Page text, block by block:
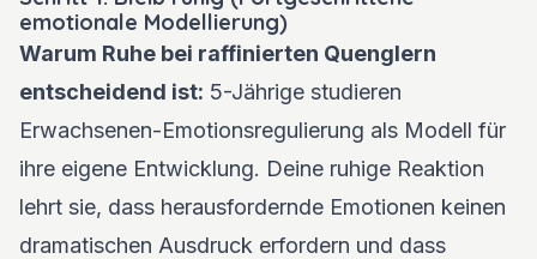
emotionale Modellierung)
Warum Ruhe bei raffinierten Quenglern
entscheidend ist: 5-Jährige studieren
Erwachsenen-Emotionsregulierung als Modell für
ihre eigene Entwicklung. Deine ruhige Reaktion
lehrt sie, dass herausfordernde Emotionen keinen
dramatischen Ausdruck erfordern und dass